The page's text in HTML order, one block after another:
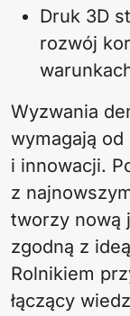
Druk 3D
rozwój
Wyzwania
wymagają
i innowacji.
z
tworzy nową
zgodną z ideą
Rolnikiem
łączący